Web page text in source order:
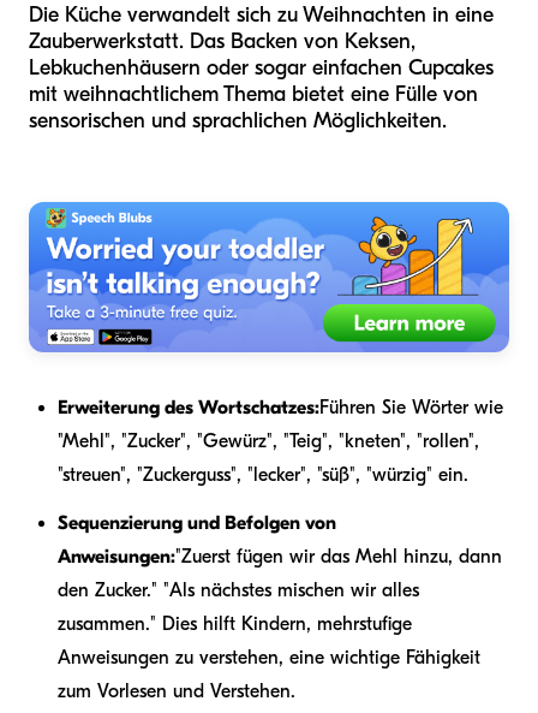
Die Küche verwandelt sich zu Weihnachten in eine
Zauberwerkstatt. Das Backen von Keksen,
Lebkuchenhäusern oder sogar einfachen Cupcakes
mit weihnachtlichem Thema bietet eine Fülle von
sensorischen und sprachlichen Möglichkeiten.
Erweiterung des Wortschatzes:Führen Sie Wörter wie
"Mehl", "Zucker", "Gewürz", "Teig", "kneten", "rollen",
"streuen", "Zuckerguss", "lecker", "süß", "würzig" ein.
Sequenzierung und Befolgen von
Anweisungen:"Zuerst fügen wir das Mehl hinzu, dann
den Zucker." "Als nächstes mischen wir alles
zusammen." Dies hilft Kindern, mehrstufige
Anweisungen zu verstehen, eine wichtige Fähigkeit
zum Vorlesen und Verstehen.